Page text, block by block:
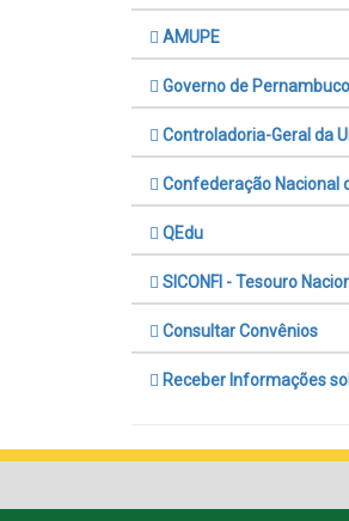
AMUPE
Governo de Pernambuco
Controladoria-Geral da
Confederação Nacional
QEdu
SICONFI - Tesouro
Consultar Convênios
Receber Informações